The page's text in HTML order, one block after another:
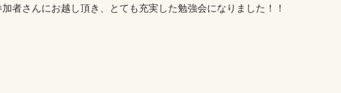
加者さんにお越し頂き、とても充実した勉強会になりました！！